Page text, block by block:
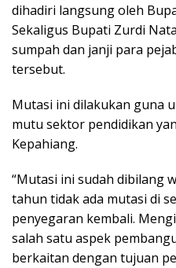
dihadiri langsung oleh
Sekaligus Bupati Zurdi
sumpah dan janji para
tersebut.
Mutasi ini dilakukan guna
mutu sektor pendidikan
Kepahiang.
“Mutasi ini sudah dibilang
tahun tidak ada mutasi di
penyegaran kembali.
salah satu aspek
berkaitan dengan tujuan